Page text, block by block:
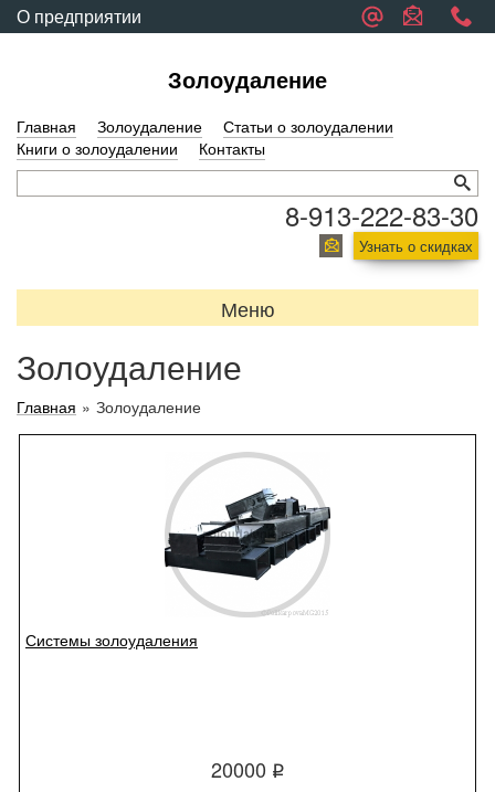
О предприятии
Золоудаление
Главная Золоудаление
Статьи о золоудалении
Книги о золоудалении
Контакты
8-913-222-83-30
Узнать о скидках
Меню
Золоудаление
Главная » Золоудаление
Системы золоудаления
20000 q